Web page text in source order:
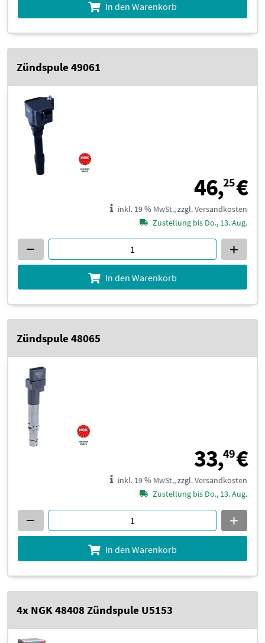
In den Warenkorb
Zündspule 49061
46,25€
inkl. 19 % MwSt., zzgl. Versandkosten
Zustellung bis Do., 13. Aug.
In den Warenkorb
Zündspule 48065
33,49€
inkl. 19 % MwSt., zzgl. Versandkosten
Zustellung bis Do., 13. Aug.
In den Warenkorb
4x NGK 48408 Zündspule U5153